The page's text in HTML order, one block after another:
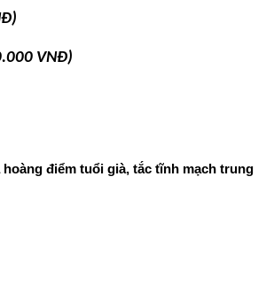
VNĐ)
điểm tuổi già, tắc tĩnh mạch trung